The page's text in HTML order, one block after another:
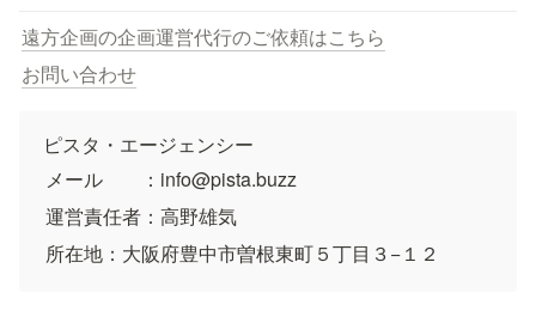
遠方企画の企画運営代行のご依頼はこちら
お問い合わせ
ピスタ・エージェンシー
メール　　：info@pista.buzz
運営責任者：高野雄気
所在地：大阪府豊中市曽根東町５丁目３−１２